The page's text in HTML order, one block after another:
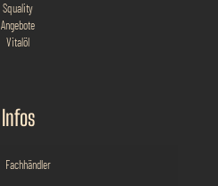
Squality
Angebote
Vitalöl
Infos
Fachhändler